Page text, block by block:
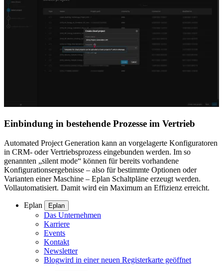
Einbindung in bestehende Prozesse im Vertrieb
Automated Project Generation kann an vorgelagerte Konfiguratoren
in CRM- oder Vertriebsprozess eingebunden werden. Im so
genannten „silent mode“ können für bereits vorhandene
Konfigurationsergebnisse – also für bestimmte Optionen oder
Varianten einer Maschine – Eplan Schaltpläne erzeugt werden.
Vollautomatisiert. Damit wird ein Maximum an Effizienz erreicht.
Eplan Eplan
Das Unternehmen
Karriere
Events
Kontakt
Newsletter
Blogwird in einer neuen Registerkarte geöffnet